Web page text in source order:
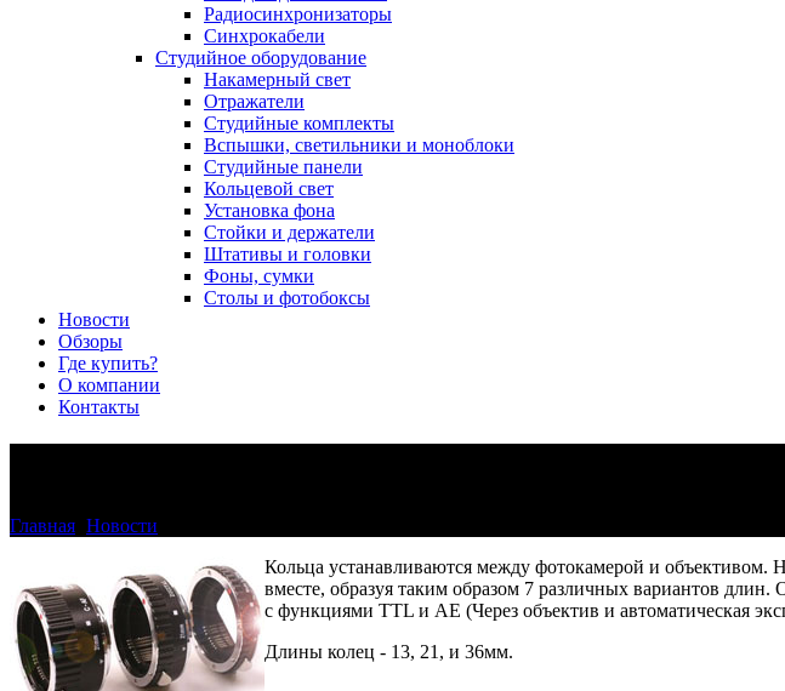
Радиосинхронизаторы
Синхрокабели
Студийное оборудование
Накамерный свет
Отражатели
Студийные комплекты
Вспышки, светильники и моноблоки
Студийные панели
Кольцевой свет
Установка фона
Стойки и держатели
Штативы и головки
Фоны, сумки
Столы и фотобоксы
Новости
Обзоры
Где купить?
О компании
Контакты
Главная Новости
Кольца устанавливаются между фотокамерой и объективом.
вместе, образуя таким образом 7 различных вариантов
с функциями TTL и АЕ (Через объектив и автоматическая
Длины колец - 13, 21, и 36мм.